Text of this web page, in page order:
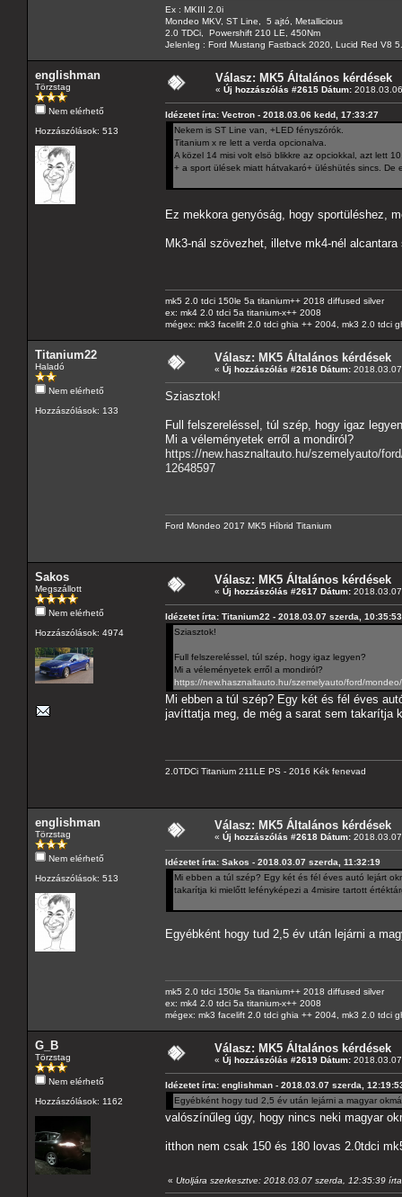
Ex : MKIII 2.0i
Mondeo MKV, ST Line, 5 ajtó, Metallicious
2.0 TDCi, Powershift 210 LE, 450Nm
Jelenleg : Ford Mustang Fastback 2020, Lucid Red V8
englishman
Törzstag
Nem elérhető
Hozzászólások: 513
Válasz: MK5 Általános kérdések
« Új hozzászólás #2615 Dátum:
Idézetet írta: Vectron - 2018.03.06 kedd, 17:33:27
Nekem is ST Line van, +LED fényszórók.
Titanium x re lett a verda opcionalva.
A közel 14 misi volt elsö blikkre az opciokkal, azt lett
+ a sport ülések miatt hátvakaró+ üléshütés sincs. De
Ez mekkora genyóság, hogy sportüléshez,
Mk3-nál szövezhet, illetve mk4-nél
mk5 2.0 tdci 150le 5a titanium++ 2018 diffused silver
ex: mk4 2.0 tdci 5a titanium-x++ 2008
mégex: mk3 facelift 2.0 tdci ghia ++ 2004, mk3 2.0 tdci
Titanium22
Haladó
Nem elérhető
Hozzászólások: 133
Válasz: MK5 Általános kérdések
« Új hozzászólás #2616 Dátum:
Sziasztok!
Full felszereléssel, túl szép, hogy igaz
Mi a véleményetek erről a mondiról?
https://new.hasznaltauto.hu/szemelyauto/
12648597
Ford Mondeo 2017 MK5 Híbrid Titanium
Sakos
Megszállott
Nem elérhető
Hozzászólások: 4974
Válasz: MK5 Általános kérdések
« Új hozzászólás #2617 Dátum:
Idézetet írta: Titanium22 - 2018.03.07 szerda, 10:35:53
Sziasztok!
Full felszereléssel, túl szép, hogy igaz legyen?
Mi a véleményetek erről a mondiról?
https://new.hasznaltauto.hu/szemelyauto/ford/
Mi ebben a túl szép? Egy két és fél éves
javíttatja meg, de még a sarat sem takarítja
2.0TDCi Titanium 211LE PS - 2016 Kék fenevad
englishman
Törzstag
Nem elérhető
Hozzászólások: 513
Válasz: MK5 Általános kérdések
« Új hozzászólás #2618 Dátum:
Idézetet írta: Sakos - 2018.03.07 szerda, 11:32:19
Mi ebben a túl szép? Egy két és fél éves autó lejárt
takarítja ki mielőtt lefényképezi a 4misire tartott
Egyébként hogy tud 2,5 év után lejárni a
mk5 2.0 tdci 150le 5a titanium++ 2018 diffused silver
ex: mk4 2.0 tdci 5a titanium-x++ 2008
mégex: mk3 facelift 2.0 tdci ghia ++ 2004, mk3 2.0 tdci
G_B
Törzstag
Nem elérhető
Hozzászólások: 1162
Válasz: MK5 Általános kérdések
« Új hozzászólás #2619 Dátum:
Idézetet írta: englishman - 2018.03.07 szerda,
Egyébként hogy tud 2,5 év után lejárni a magyar
valószínűleg úgy, hogy nincs neki magyar
itthon nem csak 150 és 180 lovas 2.0tdci
« Utoljára szerkesztve: 2018.03.07 szerda, 12:35:39